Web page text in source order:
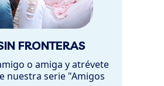
FRONTERAS
o amiga y atrévete
nuestra serie "Amigos